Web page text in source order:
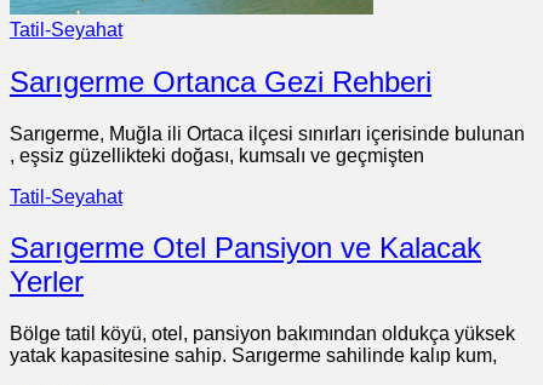
Tatil-Seyahat
Sarıgerme Ortanca Gezi Rehberi
Sarıgerme, Muğla ili Ortaca ilçesi sınırları içerisinde bulunan
, eşsiz güzellikteki doğası, kumsalı ve geçmişten
Tatil-Seyahat
Sarıgerme Otel Pansiyon ve Kalacak
Yerler
Bölge tatil köyü, otel, pansiyon bakımından oldukça yüksek
yatak kapasitesine sahip. Sarıgerme sahilinde kalıp kum,